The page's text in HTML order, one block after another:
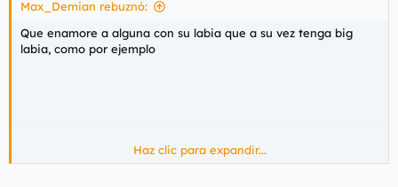
Max_Demian rebuznó:
Que enamore a alguna con su labia que a su vez tenga big
labia, como por ejemplo
Haz clic para expandir...